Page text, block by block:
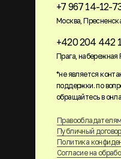
+7 967 14-12-
Москва,
+420 204 442
Прага, набережная
Правообладателям
Публичный
Политика
Согласие на
*не является
поддержки. по
обращайтесь в